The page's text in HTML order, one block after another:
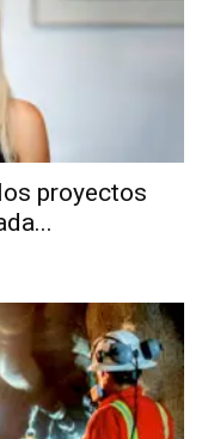
proyectos